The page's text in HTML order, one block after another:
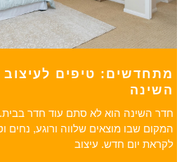
מתחדשים: טיפים
השינה
חדר השינה הוא לא סתם עוד חדר
המקום שבו מוצאים שלווה ורוגע, נחים
לקראת יום חדש. עיצוב